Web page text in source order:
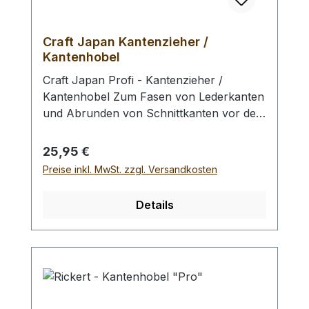
Craft Japan Kantenzieher /
Kantenhobel
Craft Japan Profi - Kantenzieher /
Kantenhobel Zum Fasen von Lederkanten
und Abrunden von Schnittkanten vor dem
eine praktische Schleifhilfe (Metallstab +
je 1x Schleifpapier 800 und 1200) zum
nachschärfen Ihres Kantenhobels. Diese
Kantenzieher / Kantenhobel geeignet.
Zum nachschärfen legen Sie das 800er
Schleifpapier, wie auf der
dargestellt, um den Metallstab und geben
Regulärer Preis:
25,95 €
Preise inkl. MwSt. zzgl. Versandkosten
Details